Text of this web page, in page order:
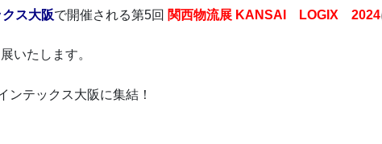
ス大阪で開催される第5回 関西物流展 KANSAI LOGIX 2024
いたします。
ンテックス大阪に集結！